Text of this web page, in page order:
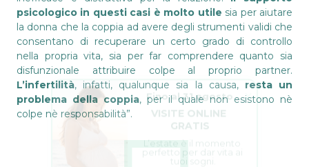
psicologico in questi casi è molto utile sia per aiutare
la donna che la coppia ad avere degli strumenti validi che
consentano di recuperare un certo grado di controllo
nella propria vita, sia per far comprendere quanto sia
disfunzionale attribuire colpe al proprio partner.
L’infertilità, infatti, qualunque sia la causa, resta un
problema della coppia, per il quale non esistono nè
colpe nè responsabilità”.
VISITE ONLINE
GRATIS
L’estate è il momento
perfetto per dar vita ai
tuoi sogni.
Fino al 31 agosto